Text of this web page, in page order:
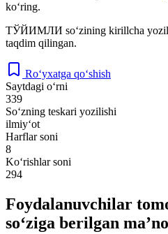
ko‘ring.
ТЎЙИМЛИ so‘zining kirillcha
taqdim qilingan.
Ro‘yxatga qo‘shish
Saytdagi o‘rni
339
So‘zning teskari yozilishi
ilmiy‘ot
Harflar soni
8
Ko‘rishlar soni
294
Foydalanuvchilar
so‘ziga berilgan